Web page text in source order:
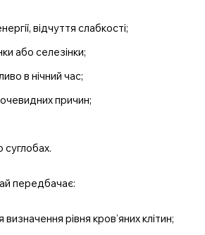
відчуття слабкості;
або селезінки;
в нічний час;
причин;
суглобах.
передбачає:
визначення рівня кров’яних клітин;